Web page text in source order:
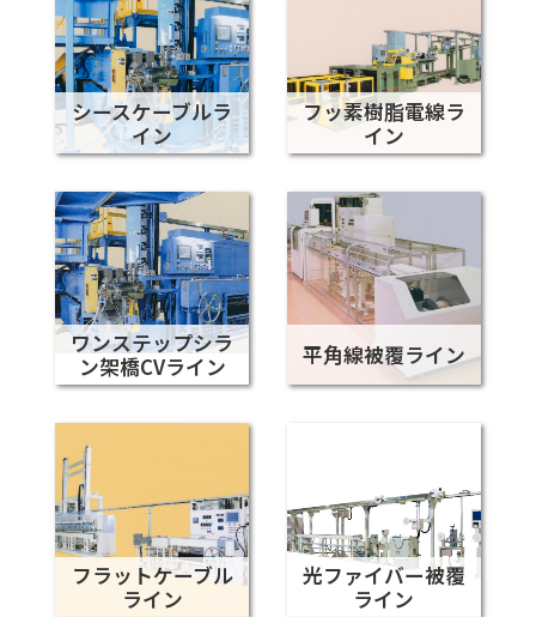
シースケーブルラ
イン
フッ素樹脂電線ラ
イン
ワンステップシラ
ン架橋CVライン
平角線被覆ライン
フラットケーブル
ライン
光ファイバー被覆
ライン